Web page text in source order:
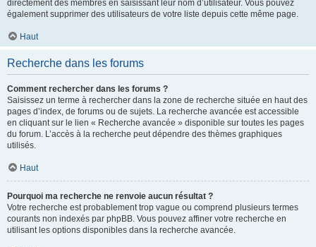
directement des membres en saisissant leur nom d’utilisateur. Vous pouvez
également supprimer des utilisateurs de votre liste depuis cette même page.
Haut
Recherche dans les forums
Comment rechercher dans les forums ?
Saisissez un terme à rechercher dans la zone de recherche située en haut des
pages d’index, de forums ou de sujets. La recherche avancée est accessible
en cliquant sur le lien « Recherche avancée » disponible sur toutes les pages
du forum. L’accès à la recherche peut dépendre des thèmes graphiques
utilisés.
Haut
Pourquoi ma recherche ne renvoie aucun résultat ?
Votre recherche est probablement trop vague ou comprend plusieurs termes
courants non indexés par phpBB. Vous pouvez affiner votre recherche en
utilisant les options disponibles dans la recherche avancée.